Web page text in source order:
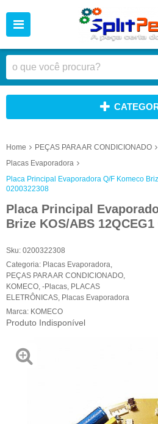
Home PEÇAS PARA AR CONDICIONADO
Placas Evaporadora
Placa Principal Evaporadora Q/F Komeco
0200322308
Placa Principal
Brize KOS/ABS 12QCEG1
Sku: 0200322308
Categoria: Placas Evaporadora
PEÇAS PARA AR CONDICIONADO
KOMECO -Placas PLACAS
ELETRÔNICAS Placas Evaporadora
Marca: KOMECO
Produto Indisponível